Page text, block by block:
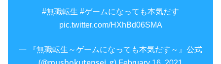
#無職転生 #ゲームになっても本気だす
pic.twitter.com/HXhBd06SMA
— 『無職転生～ゲームになっても本気だす～』公式